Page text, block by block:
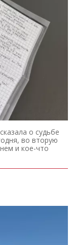
о судьбе
во вторую
и кое-что